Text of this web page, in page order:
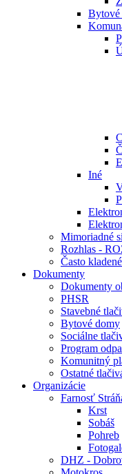
Bytové
Iné
Mimoriadné
Rozhlas -
Často
Dokumenty
Dokumenty
PHSR
Stavebné
Bytové domy
Sociálne
Program
Komunitný
Ostatné
Organizácie
Farnosť
Krst
Sobáš
Pohreb
DHZ -